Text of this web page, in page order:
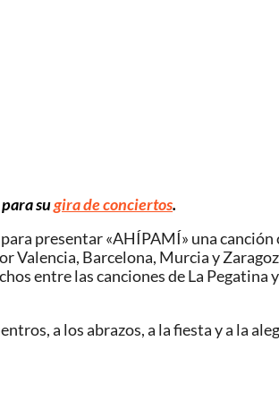
sugira de conciertos.
presentar «AHÍPAMÍ» una
Valencia, Barcelona, Murcia y
entre las canciones de La
a los abrazos, a la fiesta y a la